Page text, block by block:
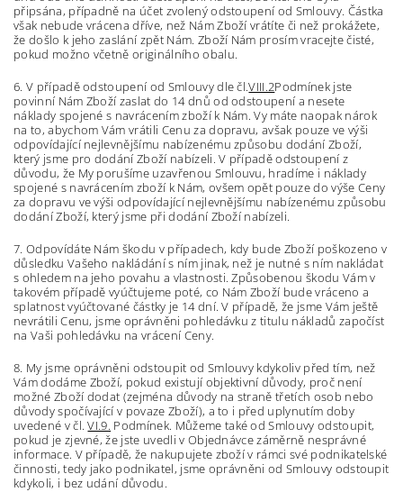
připsána, případně na účet zvolený odstoupení od Smlouvy. Částka
však nebude vrácena dříve, než Nám Zboží vrátíte či než prokážete,
že došlo k jeho zaslání zpět Nám. Zboží Nám prosím vracejte čisté,
pokud možno včetně originálního obalu.
6. V případě odstoupení od Smlouvy dle čl.VIII.2Podmínek jste
povinní Nám Zboží zaslat do 14 dnů od odstoupení a nesete
náklady spojené s navrácením zboží k Nám. Vy máte naopak nárok
na to, abychom Vám vrátili Cenu za dopravu, avšak pouze ve výši
odpovídající nejlevnějšímu nabízenému způsobu dodání Zboží,
který jsme pro dodání Zboží nabízeli. V případě odstoupení z
důvodu, že My porušíme uzavřenou Smlouvu, hradíme i náklady
spojené s navrácením zboží k Nám, ovšem opět pouze do výše Ceny
za dopravu ve výši odpovídající nejlevnějšímu nabízenému způsobu
dodání Zboží, který jsme při dodání Zboží nabízeli.
7. Odpovídáte Nám škodu v případech, kdy bude Zboží poškozeno v
důsledku Vašeho nakládání s ním jinak, než je nutné s ním nakládat
s ohledem na jeho povahu a vlastnosti. Způsobenou škodu Vám v
takovém případě vyúčtujeme poté, co Nám Zboží bude vráceno a
splatnost vyúčtované částky je 14 dní. V případě, že jsme Vám ještě
nevrátili Cenu, jsme oprávněni pohledávku z titulu nákladů započíst
na Vaši pohledávku na vrácení Ceny.
8. My jsme oprávněni odstoupit od Smlouvy kdykoliv před tím, než
Vám dodáme Zboží, pokud existují objektivní důvody, proč není
možné Zboží dodat (zejména důvody na straně třetích osob nebo
důvody spočívající v povaze Zboží), a to i před uplynutím doby
uvedené v čl.VI.9. Podmínek. Můžeme také od Smlouvy odstoupit,
pokud je zjevné, že jste uvedli v Objednávce záměrně nesprávné
informace. V případě, že nakupujete zboží v rámci své podnikatelské
činnosti, tedy jako podnikatel, jsme oprávněni od Smlouvy odstoupit
kdykoli, i bez udání důvodu.